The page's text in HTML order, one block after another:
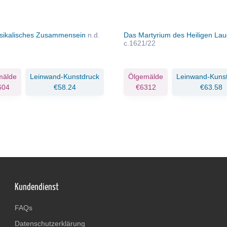
Zusammensein n.d.
Leinwand-Kunstdruck
€58.24
Das Martyrium des Heiligen
c.1621/22
Ölgemälde
€6312
Leinwand-
€63.58
Kundendienst
FAQs
Datenschutzerklärung